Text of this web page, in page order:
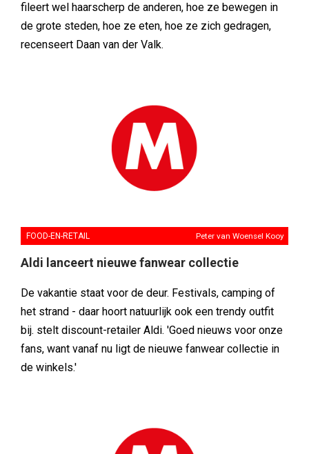
fileert wel haarscherp de anderen, hoe ze bewegen in
de grote steden, hoe ze eten, hoe ze zich gedragen,
recenseert Daan van der Valk.
FOOD-EN-RETAIL Peter van Woensel Kooy
Aldi lanceert nieuwe fanwear collectie
De vakantie staat voor de deur. Festivals, camping of
het strand - daar hoort natuurlijk ook een trendy outfit
bij. stelt discount-retailer Aldi. 'Goed nieuws voor onze
fans, want vanaf nu ligt de nieuwe fanwear collectie in
de winkels.'